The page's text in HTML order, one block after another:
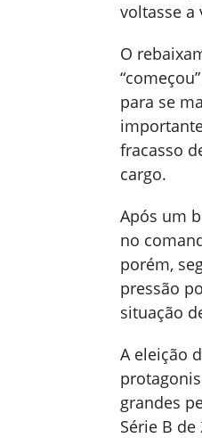
voltasse a
O
para se
fracasso
cargo.
Após um
no
porém,
pressão
situação
A eleição
grandes
Série B